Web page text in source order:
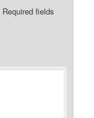
Required fields